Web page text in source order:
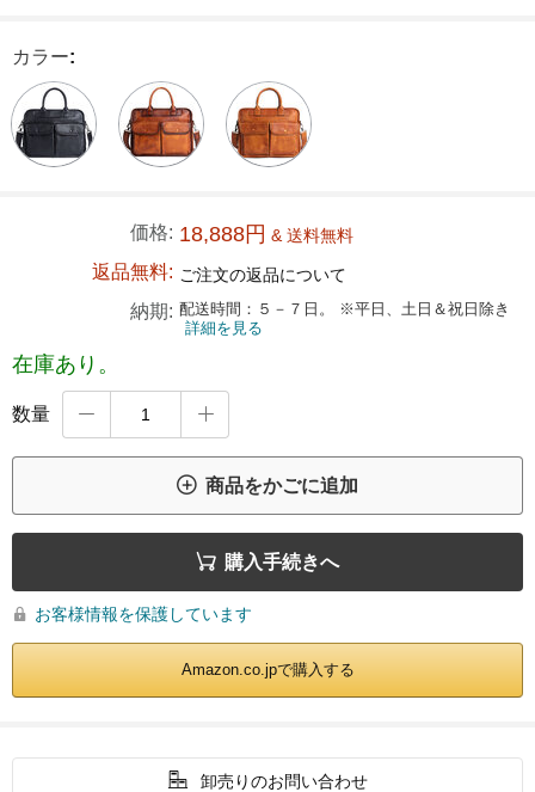
カラー:
価格: 18,888円 & 送料無料
返品無料: ご注文の返品について
納期: 配送時間：５－７日。 ※平日、土日＆祝日除き
詳細を見る
在庫あり。
数量  
 商品をかごに追加
 購入手続きへ
 お客様情報を保護しています
Amazon.co.jpで購入する
 卸売りのお問い合わせ